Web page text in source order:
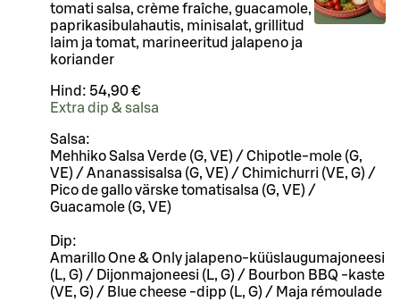
tomati salsa, crème fraîche, guacamole,
paprikasibulahautis, minisalat, grillitud
laim ja tomat, marineeritud jalapeno ja
koriander
Hind: 54,90 €
Extra dip & salsa
Salsa:
Mehhiko Salsa Verde (G, VE) / Chipotle-mole (G,
VE) / Ananassisalsa (G, VE) / Chimichurri (VE, G) /
Pico de gallo värske tomatisalsa (G, VE) /
Guacamole (G, VE)
Dip:
Amarillo One & Only jalapeno-küüslaugumajoneesi
(L, G) / Dijonmajoneesi (L, G) / Bourbon BBQ -kaste
(VE, G) / Blue cheese -dipp (L, G) / Maja rémoulade